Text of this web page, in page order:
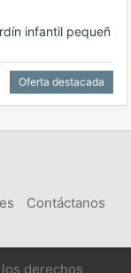
infantil pequeñ
Oferta destacada
Contáctanos
los derechos